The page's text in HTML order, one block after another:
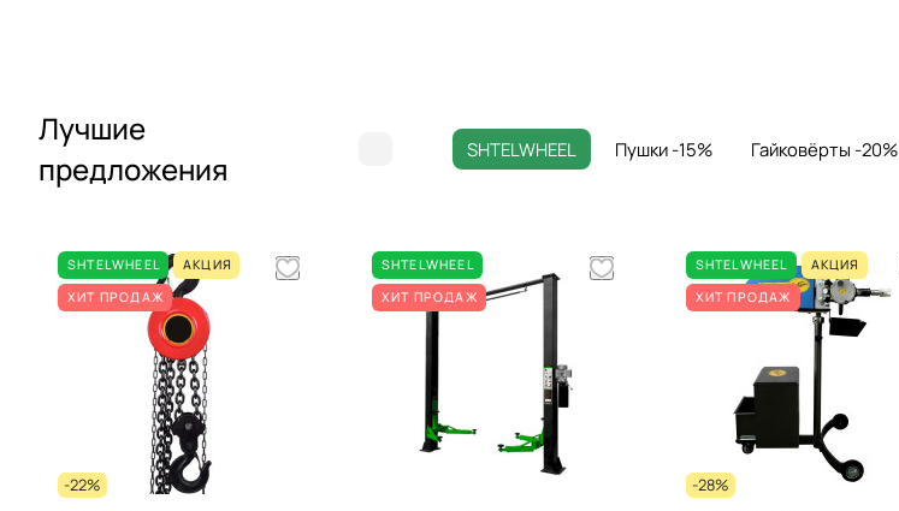
Лучшие
предложения
SHTELWHEEL Пушки -15% Гайковёрты -20%
SHTELWHEEL
АКЦИЯ
ХИТ ПРОДАЖ
-22%
SHTELWHEEL
ХИТ ПРОДАЖ
SHTELWHEEL
АКЦИЯ
ХИТ ПРОДАЖ
-28%